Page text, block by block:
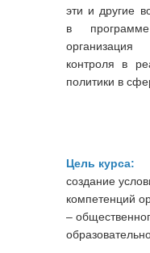
эти и другие
в
организация
контроля в
политики в
Цель курса:
создание
компетенций
–